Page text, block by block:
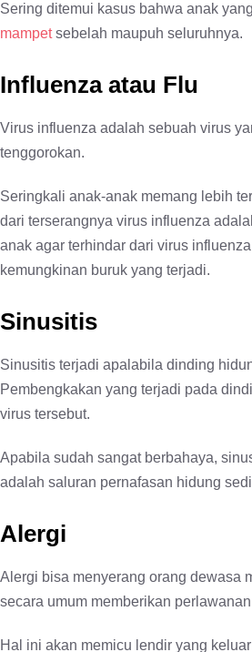
Sering ditemui kasus bahwa anak
mampetsebelah maupuh seluruhnya.
Influenza atau Flu
Virus influenza adalah sebuah virus
tenggorokan.
Seringkali anak-anak memang lebih
dari terserangnya virus influenza
anak agar terhindar dari virus
kemungkinan buruk yang terjadi.
Sinusitis
Sinusitis terjadi apalabila dinding
Pembengkakan yang terjadi pada
virus tersebut.
Apabila sudah sangat berbahaya,
adalah saluran pernafasan hidung
Alergi
Alergi bisa menyerang orang dewasa
secara umum memberikan
Hal ini akan memicu lendir yang